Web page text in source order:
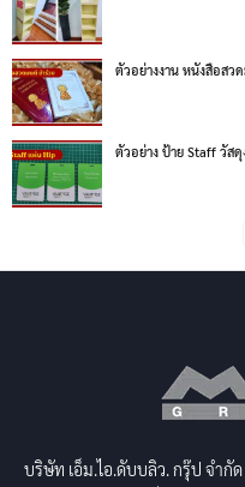
ตัวอย่างงาน หนังสือสว
ตัวอย่าง ป้าย Staff วัส
บริษัท เอ็ม.ไอ.ดับบลิว. กรุ๊ป จำกั